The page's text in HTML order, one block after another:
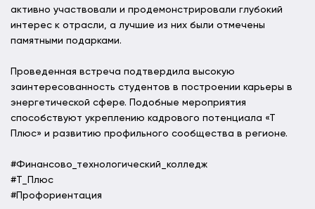
активно участвовали и продемонстрировали глубокий
интерес к отрасли, а лучшие из них были отмечены
памятными подарками.
Проведенная встреча подтвердила высокую
заинтересованность студентов в построении карьеры в
энергетической сфере. Подобные мероприятия
способствуют укреплению кадрового потенциала «Т
Плюс» и развитию профильного сообщества в регионе.
#Финансово_технологический_колледж
#Т_Плюс
#Профориентация